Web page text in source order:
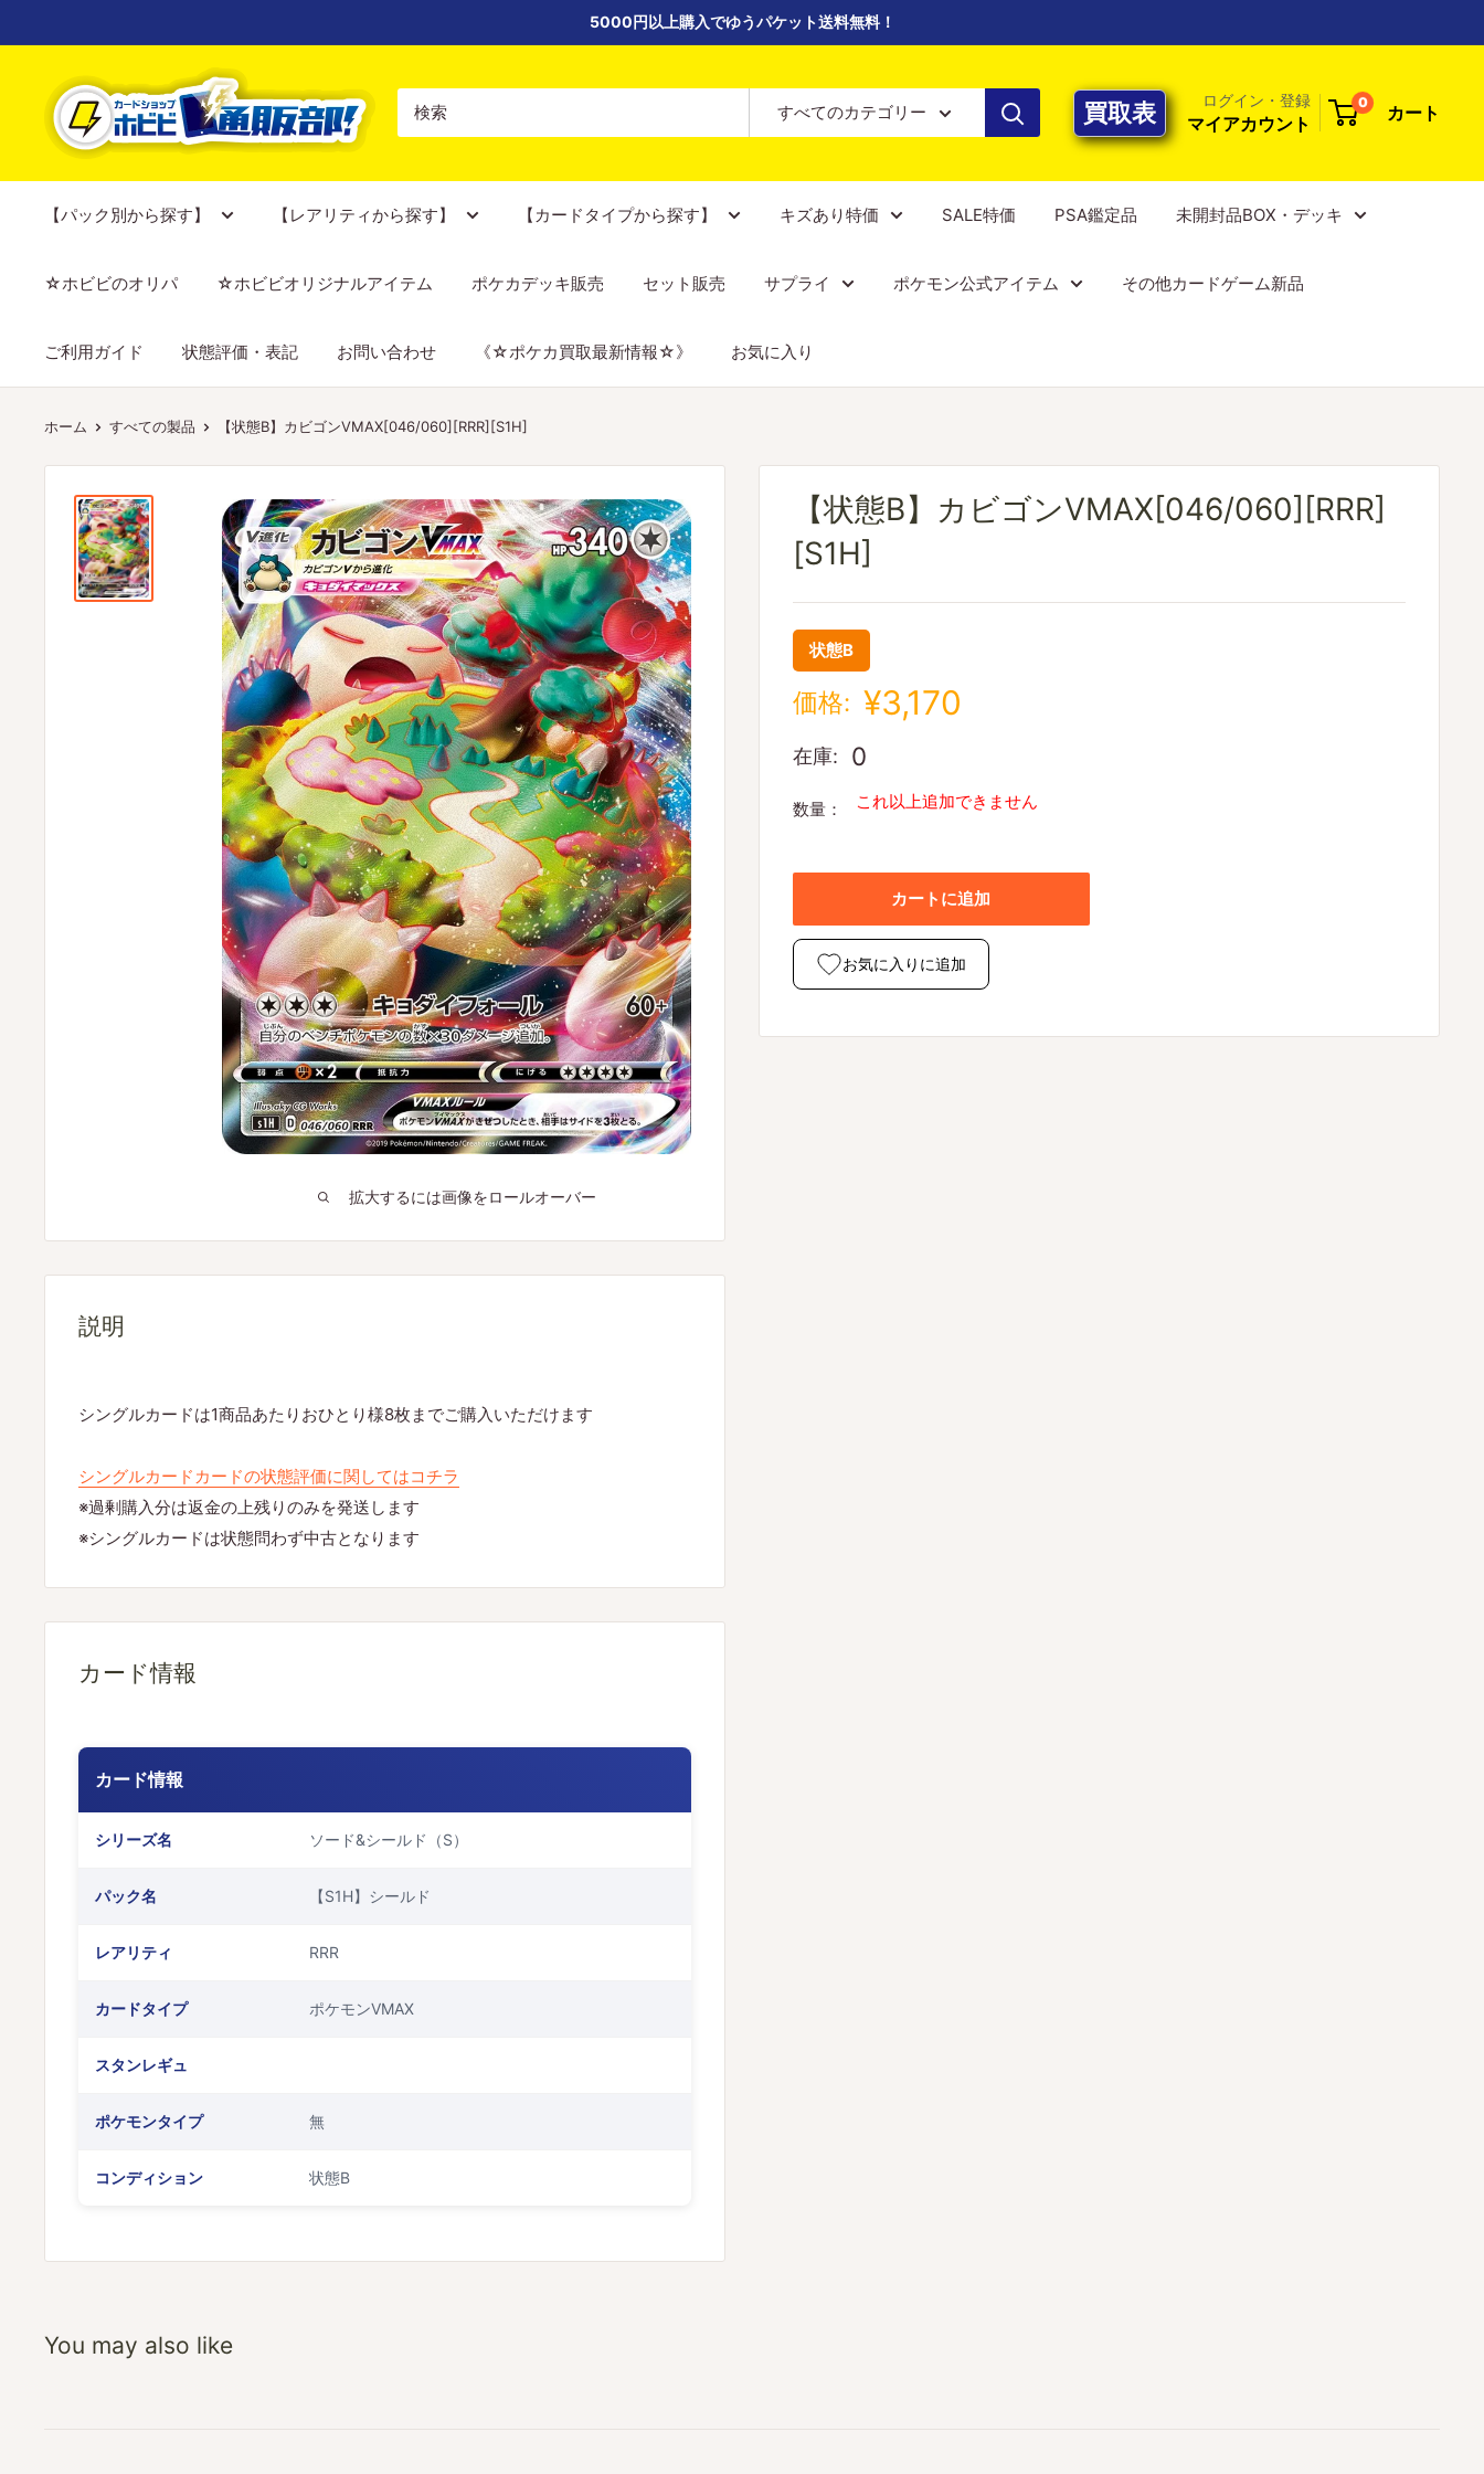
ン
5000円以上購入でゆうパケット送料無料！
【ポ
ケ
カ
門
シ
ョ
ッ
すべてのカテゴリー 買取表 ログイン・登録
マイアカウント
0 カート
【パック別から探す】 【レアリティから探す】 【カードタイプから探す】 キズあり特価 SALE特価 PSA鑑定品 未開封品BOX・デッキ
☆ホビビのオリパ ☆ホビビオリジナルアイテム ポケカデッキ販売 セット販売 サプライ ポケモン公式アイテム その他カードゲーム新品
ご利用ガイド 状態評価・表記 お問い合わせ 《☆ポケカ買取最新情報☆》 お気に入り
ホーム すべての製品 【状態B】カビゴンVMAX[046/060][RRR][S1H]
拡大するには画像をロールオーバー
【状態B】カビゴンVMAX[046/060][RRR]
[S1H]
状態B
価格: ¥3,170
在庫: 0
数量： これ以上追加できません
カートに追加
お気に入りに追加
説明
シングルカードは1商品あたりおひとり様8枚までご購入いただけます
シングルカードカードの状態評価に関してはコチラ
※過剰購入分は返金の上残りのみを発送します
※シングルカードは状態問わず中古となります
カード情報
カード情報
シリーズ名 ソード&シールド（S）
パック名 【S1H】シールド
レアリティ RRR
カードタイプ ポケモンVMAX
スタンレギュ
ポケモンタイプ 無
コンディション 状態B
You may also like